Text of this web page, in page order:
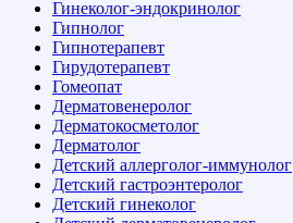
Гинеколог-эндокринолог
Гипнолог
Гипнотерапевт
Гирудотерапевт
Гомеопат
Дерматовенеролог
Дерматокосметолог
Дерматолог
Детский аллерголог-иммунолог
Детский гастроэнтеролог
Детский гинеколог